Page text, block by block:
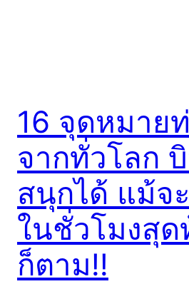
16 จุดหมาย
จากทั่วโลก
สนุกได้ แม้จ
ในชั่วโมงสุด
ก็ตาม!!